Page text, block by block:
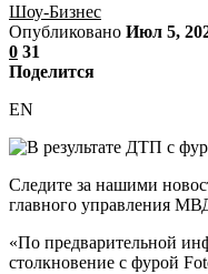
Шоу-Бизнес
Опубликовано Июл 5,
0 31
Поделится
EN
Следите за нашими
главного управления
«По предварительной
столкновение с фурой